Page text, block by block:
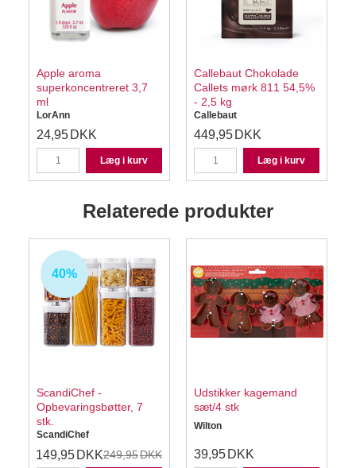
Apple aroma
superkoncentreret 3,7
ml
LorAnn
24,95 DKK
Læg i kurv
Callebaut Chokolade
Callets mørk 811 54,5%
- 2,5 kg
Callebaut
449,95 DKK
Læg i kurv
Relaterede produkter
40%
ScandiChef -
Opbevaringsbøtter, 7
stk.
ScandiChef
249,95DKK
149,95 DKK
Udstikker kagemand
sæt/4 stk
Wilton
39,95 DKK